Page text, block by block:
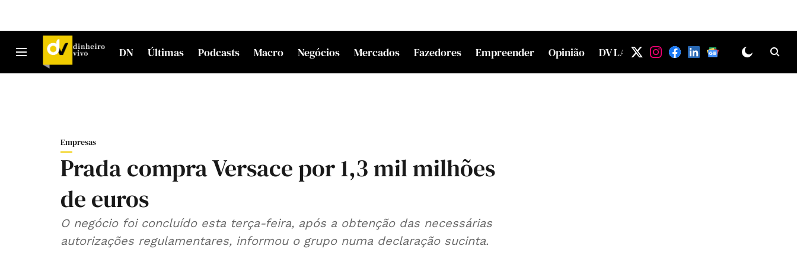
DN Últimas Podcasts Macro Negócios Mercados Fazedores Empreender Opinião DV LAB
Empresas
Prada compra Versace por 1,3 mil milhões
de euros
O negócio foi concluído esta terça‑feira, após a obtenção das necessárias
autorizações regulamentares, informou o grupo numa declaração sucinta.